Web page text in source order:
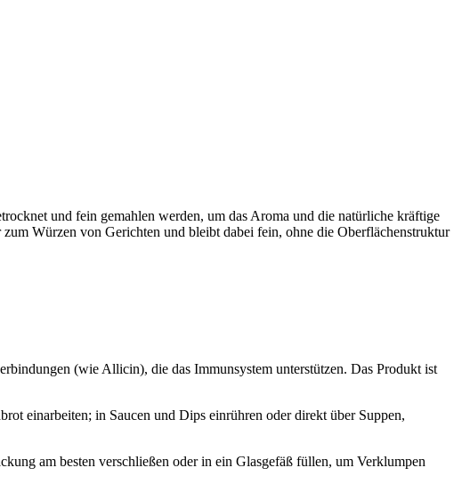
und fein gemahlen werden, um das Aroma und die natürliche kräftige
Würzen von Gerichten und bleibt dabei fein, ohne die Oberflächenstruktur
(wie Allicin), die das Immunsystem unterstützen. Das Produkt ist
einarbeiten; in Saucen und Dips einrühren oder direkt über Suppen,
am besten verschließen oder in ein Glasgefäß füllen, um Verklumpen